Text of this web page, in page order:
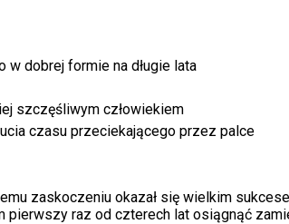
dobrej formie na długie lata
szczęśliwym człowiekiem
czasu przeciekającego przez palce
zaskoczeniu okazał się wielkim
pierwszy raz od czterech lat osiągnąć